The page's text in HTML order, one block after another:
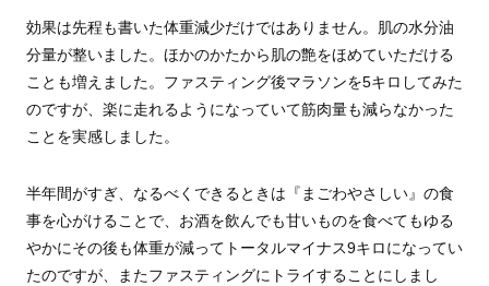
効果は先程も書いた体重減少だけではありません。肌の水分油
分量が整いました。ほかのかたから肌の艶をほめていただける
ことも増えました。ファスティング後マラソンを5キロしてみた
のですが、楽に走れるようになっていて筋肉量も減らなかった
ことを実感しました。
半年間がすぎ、なるべくできるときは『まごわやさしい』の食
事を心がけることで、お酒を飲んでも甘いものを食べてもゆる
やかにその後も体重が減ってトータルマイナス9キロになってい
たのですが、またファスティングにトライすることにしまし